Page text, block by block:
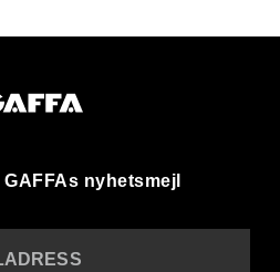
nyhetsmejl